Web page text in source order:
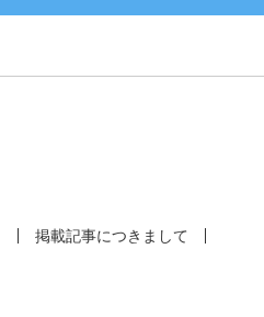
掲載記事につきまして